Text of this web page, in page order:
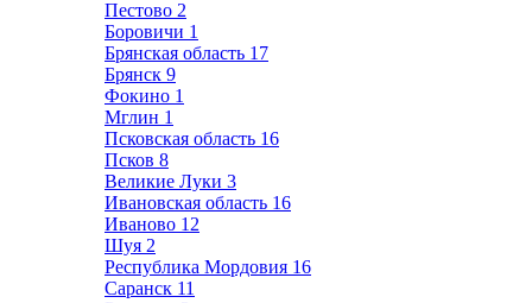
Пестово 2
Боровичи 1
Брянская область 17
Брянск 9
Фокино 1
Мглин 1
Псковская область 16
Псков 8
Великие Луки 3
Ивановская область 16
Иваново 12
Шуя 2
Республика Мордовия 16
Саранск 11